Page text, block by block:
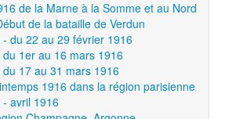
de la Marne à la Somme et au Nord
de la bataille de Verdun
- du 22 au 29 février 1916
du 1er au 16 mars 1916
17 au 31 mars 1916
1916 dans la région parisienne
- avril 1916